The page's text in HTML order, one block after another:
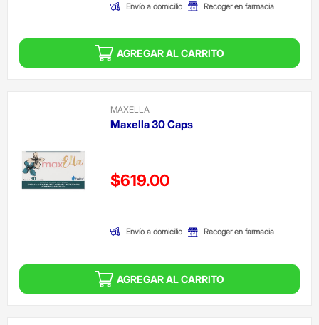
Envío a domicilio Recoger en farmacia
AGREGAR AL CARRITO
MAXELLA
Maxella 30 Caps
Precio reducido de
$619.00
Envío a domicilio Recoger en farmacia
AGREGAR AL CARRITO